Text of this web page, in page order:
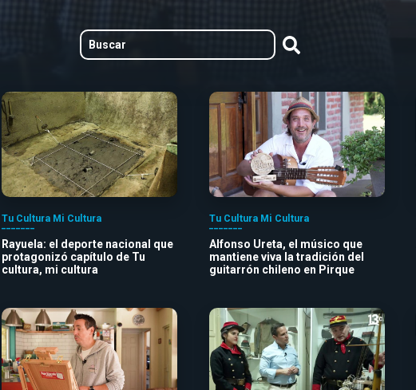
Tu Cultura Mi Cultura
Rayuela: el deporte nacional que
protagonizó capítulo de Tu
cultura, mi cultura
Tu Cultura Mi Cultura
Alfonso Ureta, el músico que
mantiene viva la tradición del
guitarrón chileno en Pirque